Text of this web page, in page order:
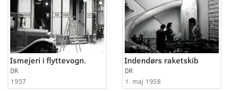
Ismejeri i flyttevogn.
DR
1957
Indendørs raketskib
DR
1. maj 1958